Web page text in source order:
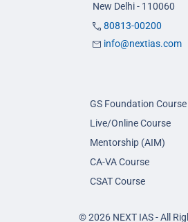
New Delhi - 110060
80813-00200
info@nextias.com
GS Foundation Course
Live/Online Course
Mentorship (AIM)
CA-VA Course
CSAT Course
© 2026 NEXT IAS - All